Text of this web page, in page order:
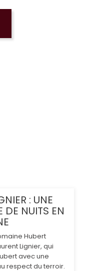
: UNE
DE NUITS EN
Hubert
Lignier, qui
avec une
respect du terroir.